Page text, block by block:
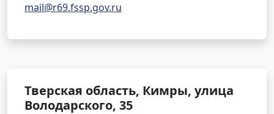
mail@r69.fssp.gov.ru
Тверская область, Кимры, улица
Володарского, 35